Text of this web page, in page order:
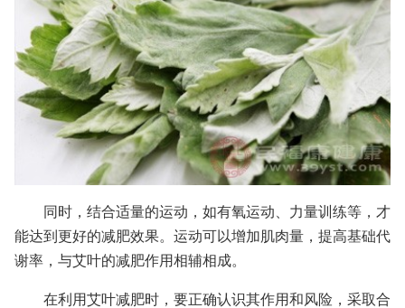
同时，结合适量的运动，如有氧运动、力量训练等，才
能达到更好的减肥效果。运动可以增加肌肉量，提高基础代
谢率，与艾叶的减肥作用相辅相成。
在利用艾叶减肥时，要正确认识其作用和风险，采取合